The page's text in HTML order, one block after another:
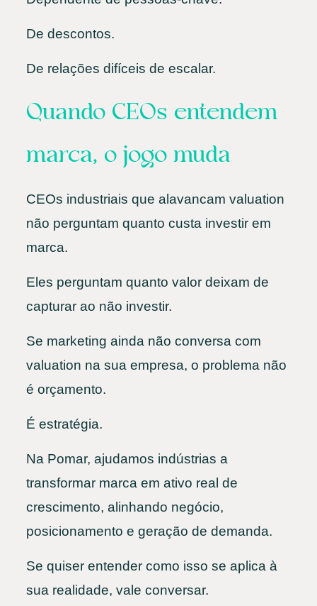
De descontos.
De relações difíceis de escalar.
Quando CEOs entendem
marca, o jogo muda
CEOs industriais que alavancam valuation
não perguntam quanto custa investir em
marca.
Eles perguntam quanto valor deixam de
capturar ao não investir.
Se marketing ainda não conversa com
valuation na sua empresa, o problema não
é orçamento.
É estratégia.
Na Pomar, ajudamos indústrias a
transformar marca em ativo real de
crescimento, alinhando negócio,
posicionamento e geração de demanda.
Se quiser entender como isso se aplica à
sua realidade, vale conversar.